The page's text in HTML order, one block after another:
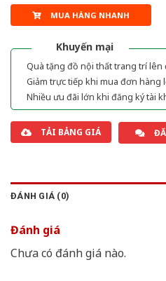
MUA HÀNG NHANH
Khuyến mại
Quà tặng đồ nội thất trang trí lên
Giảm trực tiếp khi mua đơn hàng
Nhiều ưu đãi lớn khi đăng ký tài
TẢI BẢNG GIÁ
ĐÁNH GIÁ (0)
Đánh giá
Chưa có đánh giá nào.